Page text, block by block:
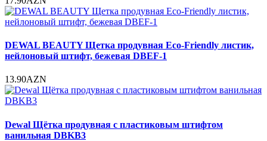
DEWAL BEAUTY Щетка продувная Eco-Friendly листик,
нейлоновый штифт, бежевая DBEF-1
13.90AZN
Dewal Щётка продувная с пластиковым штифтом
ванильная DBKB3